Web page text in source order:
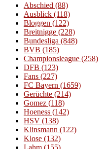
Abschied (88)
Ausblick (118)
Bloggen (122)
Breitnigge (228)
Bundesliga (848)
BVB (185)
Championsleague (258)
DFB (123)
Fans (227)
FC Bayern (1659)
Gerüchte (214)
Gomez (118)
Hoeness (142)
HSV (138)
Klinsmann (122)
Klose (132)
Lahm (155)